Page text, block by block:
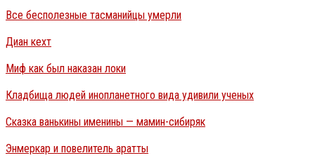
Все бесполезные тасманийцы умерли
Диан кехт
Миф как был наказан локи
Кладбища людей инопланетного вида удивили ученых
Сказка ванькины именины — мамин-сибиряк
Энмеркар и повелитель аратты